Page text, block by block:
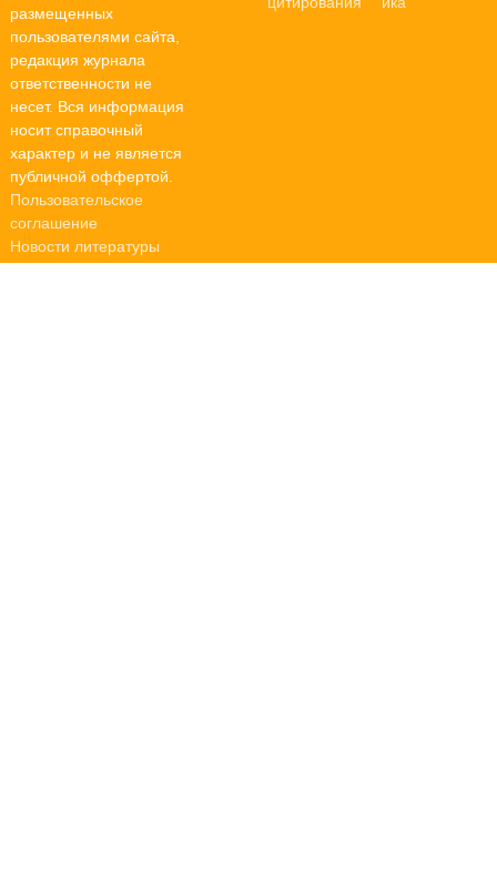
размещенных
пользователями сайта,
редакция журнала
ответственности не
несет. Вся информация
носит справочный
характер и не является
публичной оффертой.
Пользовательское
соглашение
Новости литературы